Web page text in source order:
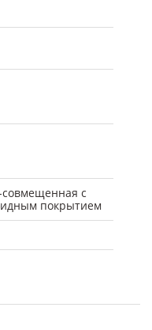
совмещенная с
покрытием